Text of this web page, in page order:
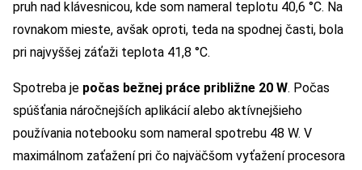
pruh nad klávesnicou, kde som nameral teplotu 40,6 °C. Na
rovnakom mieste, avšak oproti, teda na spodnej časti, bola
pri najvyššej záťaži teplota 41,8 °C.
Spotreba je počas bežnej práce približne 20 W. Počas
spúšťania náročnejších aplikácií alebo aktívnejšieho
používania notebooku som nameral spotrebu 48 W. V
maximálnom zaťažení pri čo najväčšom vyťažení procesora